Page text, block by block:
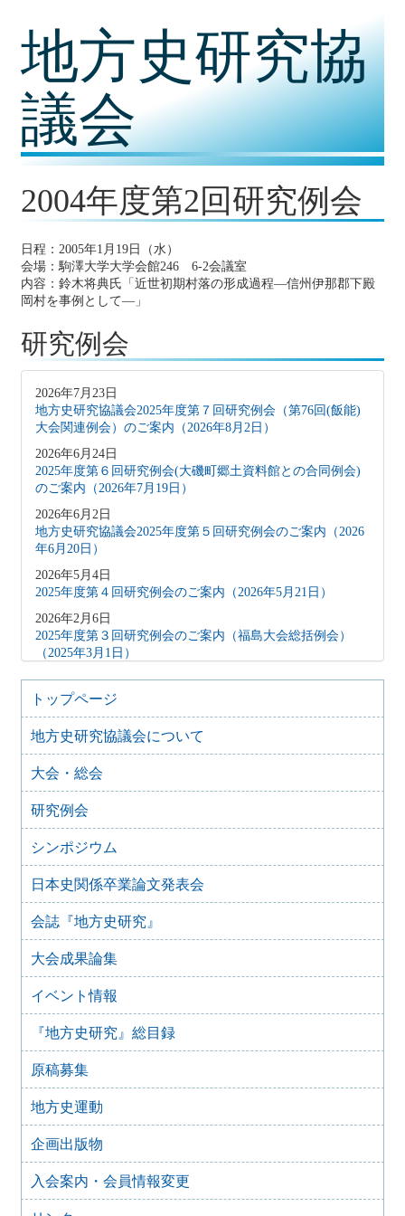
地方史研究協
議会
2004年度第2回研究例会
日程：2005年1月19日（水）
会場：駒澤大学大学会館246 6-2会議室
内容：鈴木将典氏「近世初期村落の形成過程―信州伊那郡下殿
岡村を事例として―」
研究例会
2026年7月23日
地方史研究協議会2025年度第７回研究例会（第76回(飯能)
大会関連例会）のご案内（2026年8月2日）
2026年6月24日
2025年度第６回研究例会(大磯町郷土資料館との合同例会)
のご案内（2026年7月19日）
2026年6月2日
地方史研究協議会2025年度第５回研究例会のご案内（2026
年6月20日）
2026年5月4日
2025年度第４回研究例会のご案内（2026年5月21日）
2026年2月6日
2025年度第３回研究例会のご案内（福島大会総括例会）
（2025年3月1日）
2025年12月5日
2025年度第２回研究例会のご案内（伊予史談会との合同例
会）（2026年１月11日）
2025年10月7日
2025年度第１回研究例会のご案内（加能地域史研究会との
合同例会）（2025年11月8日）
2025年9月3日
2024年度第8回研究例会のご案内（2025年9月27日）
2025年6月5日
20日）
2025年6月5日
2024年度第6回研究例会（2025年7月12日）
2025年5月12日
2024年度第5回研究例会（2025年5月30日）
2025年2月27日
2025年1月21日
2024年度第3回研究例会（兵庫大会総括例会）（2025年2月
23日）
2024年度第２回研究例会（2025年１月22日）
2024年10月10日
2024年度第1回研究例会（交通史学会との合同例会）
（2024年11月10日）
2024年8月10日
トップページ
地方史研究協議会について
大会・総会
研究例会
シンポジウム
日本史関係卒業論文発表会
会誌『地方史研究』
大会成果論集
イベント情報
『地方史研究』総目録
原稿募集
地方史運動
企画出版物
入会案内・会員情報変更